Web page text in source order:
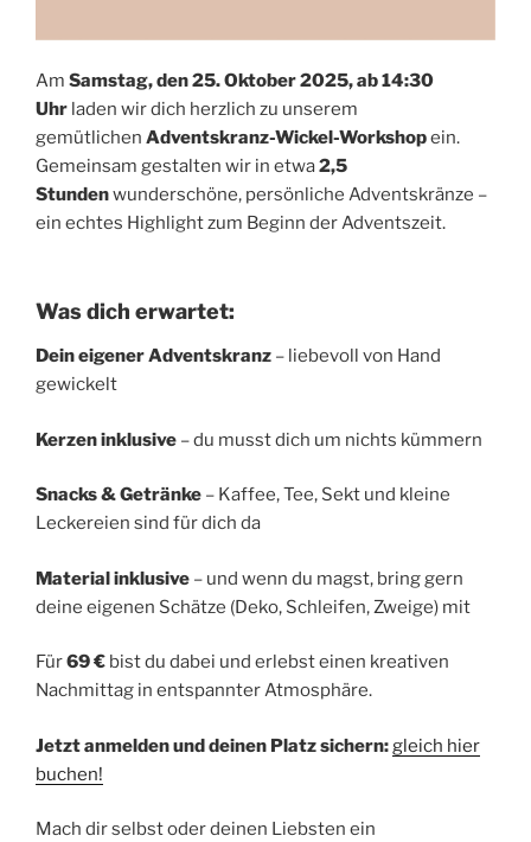
Am Samstag, den 25. Oktober 2025, ab 14:30
Uhr laden wir dich herzlich zu unserem
gemütlichen Adventskranz-Wickel-Workshopein.
Gemeinsam gestalten wir in etwa2,5
Stundenwunderschöne, persönliche Adventskränze –
ein echtes Highlight zum Beginn der Adventszeit.
Was dich erwartet:
Dein eigener Adventskranz – liebevoll von Hand
gewickelt
Kerzen inklusive – du musst dich um nichts kümmern
Snacks & Getränke – Kaffee, Tee, Sekt und kleine
Leckereien sind für dich da
Material inklusive – und wenn du magst, bring gern
deine eigenen Schätze (Deko, Schleifen, Zweige) mit
Für69 € bist du dabei und erlebst einen kreativen
Nachmittag in entspannter Atmosphäre.
Jetzt anmelden und deinen Platz sichern:gleich hier
buchen!
Mach dir selbst oder deinen Liebsten ein